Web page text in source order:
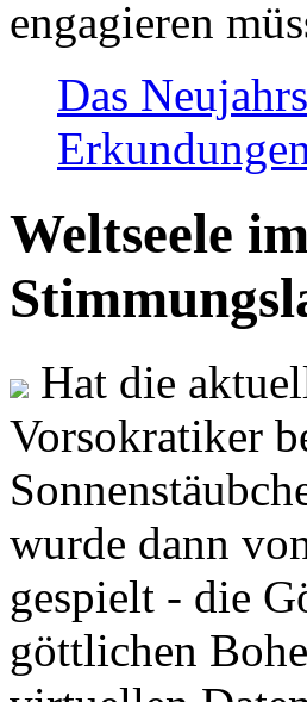
engagieren
Das
Weltseele
Hat die
Vorsokratiker
wurde dann
gespielt - die
göttlichen